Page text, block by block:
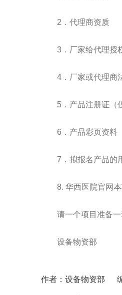
2．代理商资质
3．厂家给代理授
4．厂家或代理商
5．产品注册证（
6．产品彩页资料
7．拟报名产品的
8. 华西医院官网
请一个项目准备一
设备物资部
作者：设备物资部